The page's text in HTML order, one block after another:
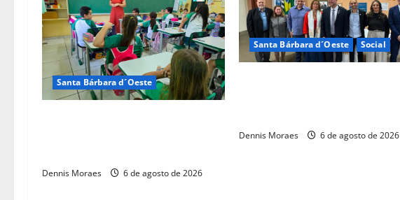
Santa Bárbara d´Oeste
Dennis Moraes 6 de agosto de 2026
Santa Bárbara d´Oeste Social
Dennis Moraes 6 de agosto de 2026